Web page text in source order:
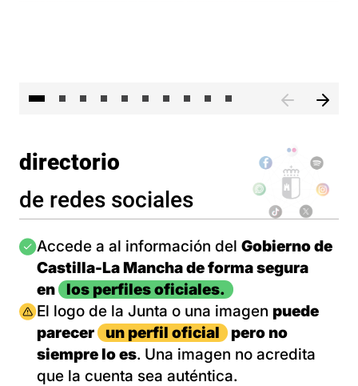
directorio
de redes sociales
Imagen
Accede a al información del Gobierno de
Castilla-La Mancha de forma segura
en
los perfiles oficiales.
Imagen
El logo de la Junta o una imagen puede
parecer
un perfil oficial
pero no
siempre lo es. Una imagen no acredita
que la cuenta sea auténtica.